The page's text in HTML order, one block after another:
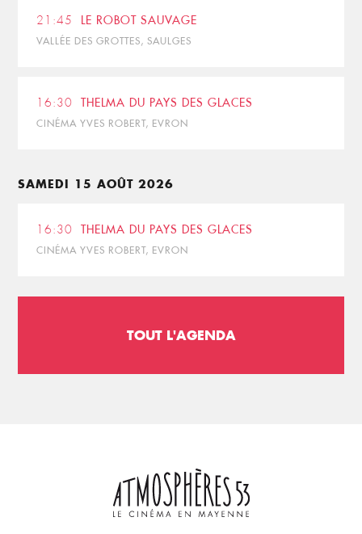
21:45 LE ROBOT SAUVAGE
VALLÉE DES GROTTES, SAULGES
16:30 THELMA DU PAYS DES GLACES
CINÉMA YVES ROBERT, EVRON
SAMEDI 15 AOÛT 2026
16:30 THELMA DU PAYS DES GLACES
CINÉMA YVES ROBERT, EVRON
TOUT L'AGENDA